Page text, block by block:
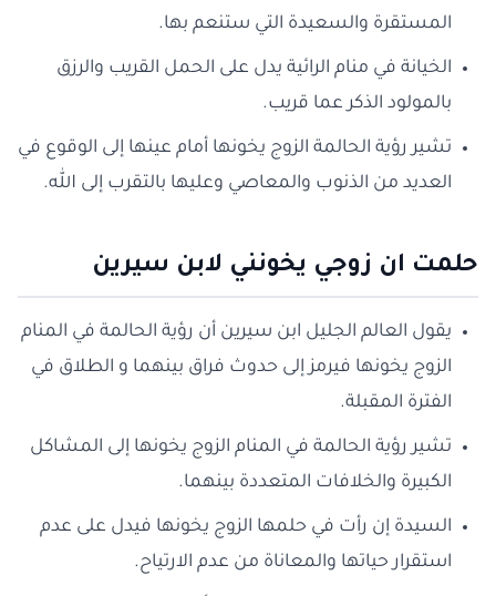
المستقرة والسعيدة التي ستنعم بها.
الخيانة في منام الرائية يدل على الحمل القريب والرزق
بالمولود الذكر عما قريب.
تشير رؤية الحالمة الزوج يخونها أمام عينها إلى الوقوع في
العديد من الذنوب والمعاصي وعليها بالتقرب إلى الله.
حلمت ان زوجي يخونني لابن سيرين
يقول العالم الجليل ابن سيرين أن رؤية الحالمة في المنام
الزوج يخونها فيرمز إلى حدوث فراق بينهما و الطلاق في
الفترة المقبلة.
تشير رؤية الحالمة في المنام الزوج يخونها إلى المشاكل
الكبيرة والخلافات المتعددة بينهما.
السيدة إن رأت في حلمها الزوج يخونها فيدل على عدم
استقرار حياتها والمعاناة من عدم الارتياح.